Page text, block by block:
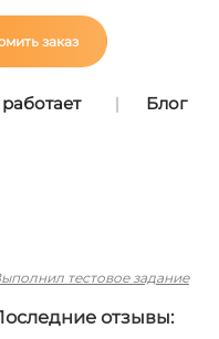
заказ
Блог
тестовое задание
отзывы: